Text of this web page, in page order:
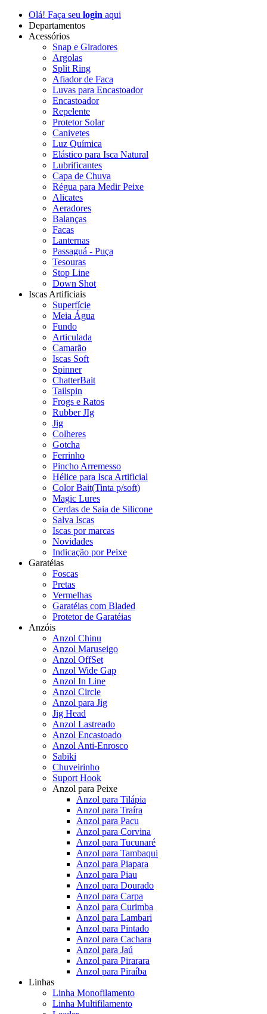
Olá! Faça seu login aqui
Departamentos
Acessórios
Snap e Giradores
Argolas
Split Ring
Afiador de Faca
Luvas para Encastoador
Encastoador
Repelente
Protetor Solar
Canivetes
Luz Química
Elástico para Isca Natural
Lubrificantes
Capa de Chuva
Régua para Medir Peixe
Alicates
Aeradores
Balanças
Facas
Lanternas
Passaguá - Puça
Tesouras
Stop Line
Down Shot
Iscas Artificiais
Superfície
Meia Água
Fundo
Articulada
Camarão
Iscas Soft
Spinner
ChatterBait
Tailspin
Frogs e Ratos
Rubber JIg
Jig
Colheres
Gotcha
Ferrinho
Pincho Arremesso
Hélice para Isca Artificial
Color Bait(Tinta p/soft)
Magic Lures
Cerdas de Saia de Silicone
Salva Iscas
Iscas por marcas
Novidades
Indicação por Peixe
Garatéias
Foscas
Pretas
Vermelhas
Garatéias com Bladed
Protetor de Garatéias
Anzóis
Anzol Chinu
Anzol Maruseigo
Anzol OffSet
Anzol Wide Gap
Anzol In Line
Anzol Circle
Anzol para Jig
Jig Head
Anzol Lastreado
Anzol Encastoado
Anzol Anti-Enrosco
Sabiki
Chuveirinho
Suport Hook
Anzol para Peixe
Anzol para Tilápia
Anzol para Traíra
Anzol para Pacu
Anzol para Corvina
Anzol para Tucunaré
Anzol para Tambaqui
Anzol para Piapara
Anzol para Piau
Anzol para Dourado
Anzol para Carpa
Anzol para Curimba
Anzol para Lambari
Anzol para Pintado
Anzol para Cachara
Anzol para Jaú
Anzol para Pirarara
Anzol para Piraíba
Linhas
Linha Monofilamento
Linha Multifilamento